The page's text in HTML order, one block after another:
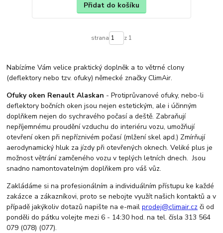
Přidat do košíku
strana z 1
Nabízíme Vám velice praktický doplněk a to větrné clony
(deflektory nebo tzv. ofuky) německé značky ClimAir.
Ofuky oken Renault Alaskan - Protiprůvanové ofuky, nebo-li
deflektory bočních oken jsou nejen estetickým, ale i účinným
doplňkem nejen do sychravého počasí a deště. Zabraňují
nepříjemnému proudění vzduchu do interiéru vozu, umožňují
otevření oken při nepříznivém počasí (mlžení skel apd.) Zmírňují
aerodynamický hluk za jízdy při otevřených oknech. Veliké plus je
možnost větrání zamčeného vozu v teplých letních dnech. Jsou
snadno namontovatelným doplňkem pro váš vůz.
Zakládáme si na profesionálním a individuálním přístupu ke každé
zakázce a zákazníkovi, proto se nebojte využít našich kontaktů a v
případě jakýkoliv dotazů napište na e-mailprodej@climair.cz či od
ponděli do pátku volejte mezi 6 - 14:30 hod. na tel. čísla 313 564
079 (078) (077).